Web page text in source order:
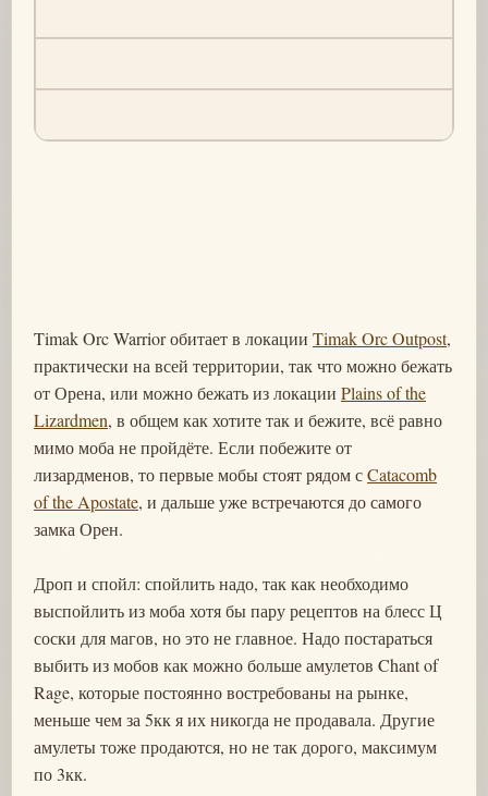
Timak Orc Warrior обитает в локации Timak Orc Outpost,
практически на всей территории, так что можно бежать
от Орена, или можно бежать из локации Plains of the
Lizardmen, в общем как хотите так и бежите, всё равно
мимо моба не пройдёте. Если побежите от
лизардменов, то первые мобы стоят рядом сCatacomb
of the Apostate, и дальше уже встречаются до самого
замка Орен.
Дроп и спойл: спойлить надо, так как необходимо
выспойлить из моба хотя бы пару рецептов на блесс Ц
соски для магов, но это не главное. Надо постараться
выбить из мобов как можно больше амулетов Chant of
Rage, которые постоянно востребованы на рынке,
меньше чем за 5кк я их никогда не продавала. Другие
амулеты тоже продаются, но не так дорого, максимум
по 3кк.